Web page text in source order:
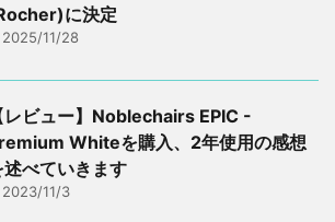
に決定
2025/11/28
レビュー】Noblechairs EPIC -
Whiteを購入、2年使用の感想
述べていきます
2023/11/3